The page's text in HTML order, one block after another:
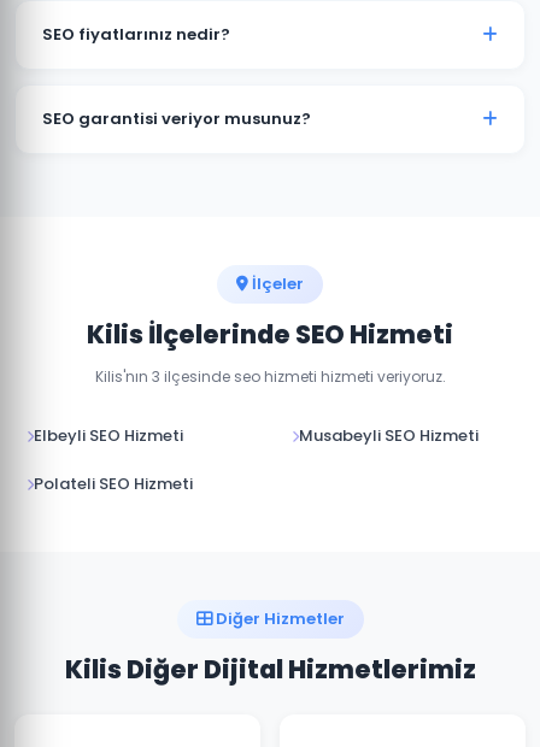
optimizasyonu, yerel anahtar kelime çalışması ve
SEO fiyatlarınız nedir?
ve hedeflere göre belirlenir. Kilis'daki işletmeniz için
SEO garantisi veriyor musunuz?
İlçeler
Kilis İlçelerinde SEO Hizmeti
Kilis'nın 3 ilçesinde seo hizmeti hizmeti veriyoruz.
Elbeyli SEO Hizmeti Musabeyli SEO Hizmeti
Polateli SEO Hizmeti
Diğer Hizmetler
Kilis Diğer Dijital Hizmetlerimiz